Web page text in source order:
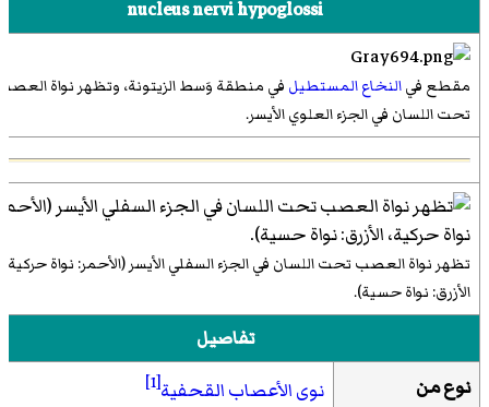
nucleus nervi hypoglossi
مقطع فيالنخاع المستطيل في منطقة وَسط الزيتونة، وتظهر نواة
تحت اللسان في الجزء العلوي الأيسر.
تظهر نواة العصب تحت اللسان في الجزء السفلي الأيسر (الأحمر: نواة حركية،
الأزرق: نواة حسية).
تفاصيل
نوع من
نوى الأعصاب القحفية[1]